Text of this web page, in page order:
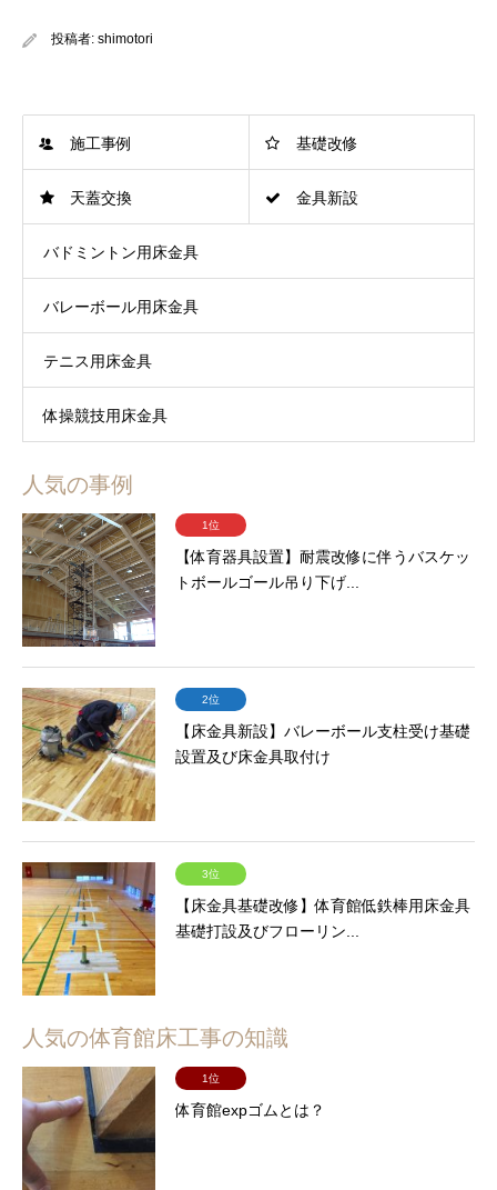
投稿者: shimotori
施工事例 基礎改修
天蓋交換 金具新設
バドミントン用床金具
バレーボール用床金具
テニス用床金具
体操競技用床金具
人気の事例
1位
【体育器具設置】耐震改修に伴うバスケッ
トボールゴール吊り下げ...
2位
【床金具新設】バレーボール支柱受け基礎
設置及び床金具取付け
3位
【床金具基礎改修】体育館低鉄棒用床金具
基礎打設及びフローリン...
人気の体育館床工事の知識
1位
体育館expゴムとは？